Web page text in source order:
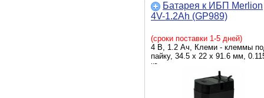
Батарея к ИБП Merlion
4V-1.2Ah (GP989)
(сроки поставки 1-5 дней)
4 В, 1.2 Ач, Клеми - клеммы
пайку, 34.5 x 22 x 91.6 мм,
кг